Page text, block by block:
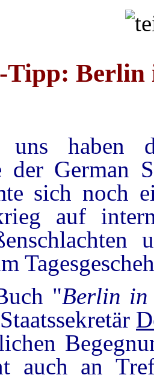
Tipp: Berlin
haben
der German
sich noch
auf
"Berlin in
auch an